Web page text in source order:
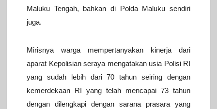
Maluku Tengah, bahkan di Polda Maluku sendiri
juga.
Mirisnya warga mempertanyakan kinerja dari
aparat Kepolisian seraya mengatakan usia Polisi RI
yang sudah lebih dari 70 tahun seiring dengan
kemerdekaan RI yang telah mencapai 73 tahun
dengan dilengkapi dengan sarana prasara yang